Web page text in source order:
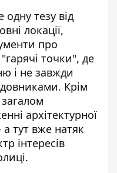
тезу від
локації,
про
точки", де
і не завжди
Крім
архітектурної
тут вже натяк
інтересів